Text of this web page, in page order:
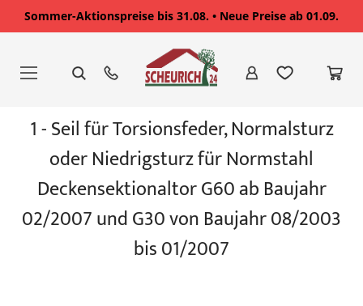
Sommer-Aktionspreise bis 31.08. • Neue Preise ab 01.09.
springen
Bildgalerie
springen
1 - Seil für Torsionsfeder, Normalsturz
oder Niedrigsturz für Normstahl
Deckensektionaltor G60 ab Baujahr
02/2007 und G30 von Baujahr 08/2003
bis 01/2007